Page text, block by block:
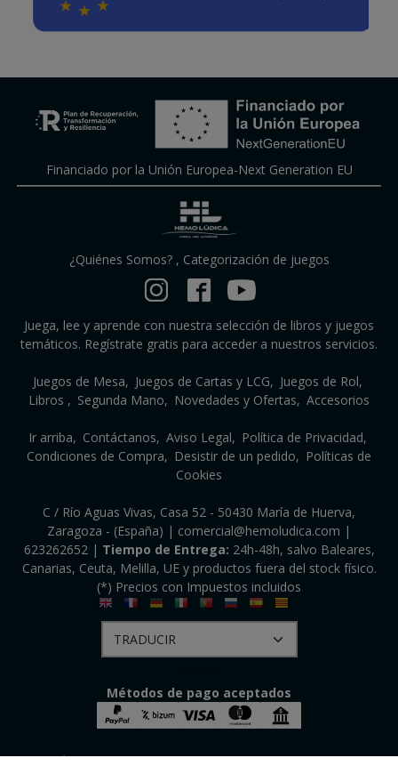
Financiado por la Unión Europea-Next Generation EU
¿Quiénes Somos?, Categorización de juegos
Juega, lee y aprende con nuestra selección de libros y juegos
temáticos. Regístrate gratis para acceder a nuestros servicios.
Juegos de Mesa Juegos de Cartas y LCG
Juegos de Rol
Libros
Segunda Mano Novedades y Ofertas Accesorios
Ir arriba Contáctanos Aviso Legal
Política de Privacidad
Condiciones de Compra
Desistir de un pedido
Políticas de
Cookies
C / Río Aguas Vivas, Casa 52 - 50430 María de Huerva,
Zaragoza - (España) | comercial@hemoludica.com |
623262652| Tiempo de Entrega: 24h-48h, salvo Baleares,
Canarias, Ceuta, Melilla, UE y productos fuera del stock físico.
(*) Precios con Impuestos incluidos
Métodos de pago aceptados